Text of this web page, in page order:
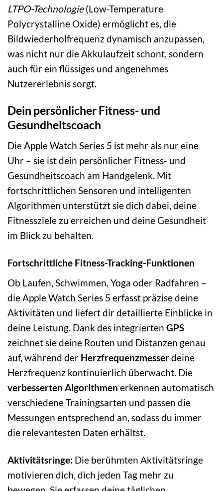
LTPO-Technologie(Low-Temperature
Polycrystalline Oxide) ermöglicht es, die
Bildwiederholfrequenz dynamisch anzupassen,
was nicht nur die Akkulaufzeit schont, sondern
auch für ein flüssiges und angenehmes
Nutzererlebnis sorgt.
Dein persönlicher Fitness- und
Gesundheitscoach
Die Apple Watch Series 5 ist mehr als nur eine
Uhr – sie ist dein persönlicher Fitness- und
Gesundheitscoach am Handgelenk. Mit
fortschrittlichen Sensoren und intelligenten
Algorithmen unterstützt sie dich dabei, deine
Fitnessziele zu erreichen und deine Gesundheit
im Blick zu behalten.
Fortschrittliche Fitness-Tracking-Funktionen
Ob Laufen, Schwimmen, Yoga oder Radfahren –
die Apple Watch Series 5 erfasst präzise deine
Aktivitäten und liefert dir detaillierte Einblicke in
deine Leistung. Dank des integrierten GPS
zeichnet sie deine Routen und Distanzen genau
auf, während der Herzfrequenzmesserdeine
Herzfrequenz kontinuierlich überwacht. Die
verbesserten Algorithmen erkennen automatisch
verschiedene Trainingsarten und passen die
Messungen entsprechend an, sodass du immer
die relevantesten Daten erhältst.
Aktivitätsringe: Die berühmten Aktivitätsringe
motivieren dich, dich jeden Tag mehr zu